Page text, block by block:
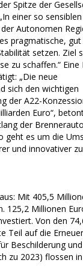
Spitze der
einer so
Autonomen
pragmatische, gut
setzen. Ziel
zu schaffen.“ Eine
„Die neue
sich den wichtigen
der A22-
Euro“,
der
geht es um die
und innovativer
Mit 405,5
125,2 Millionen
Von den
Teil auf die
Beschilderung
zu 2023) flossen in